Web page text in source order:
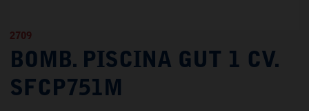
2709
BOMB. PISCINA GUT 1 CV.
SFCP751M